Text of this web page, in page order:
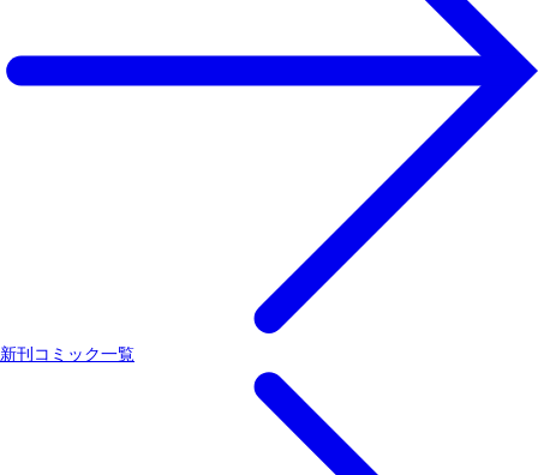
新刊コミック一覧